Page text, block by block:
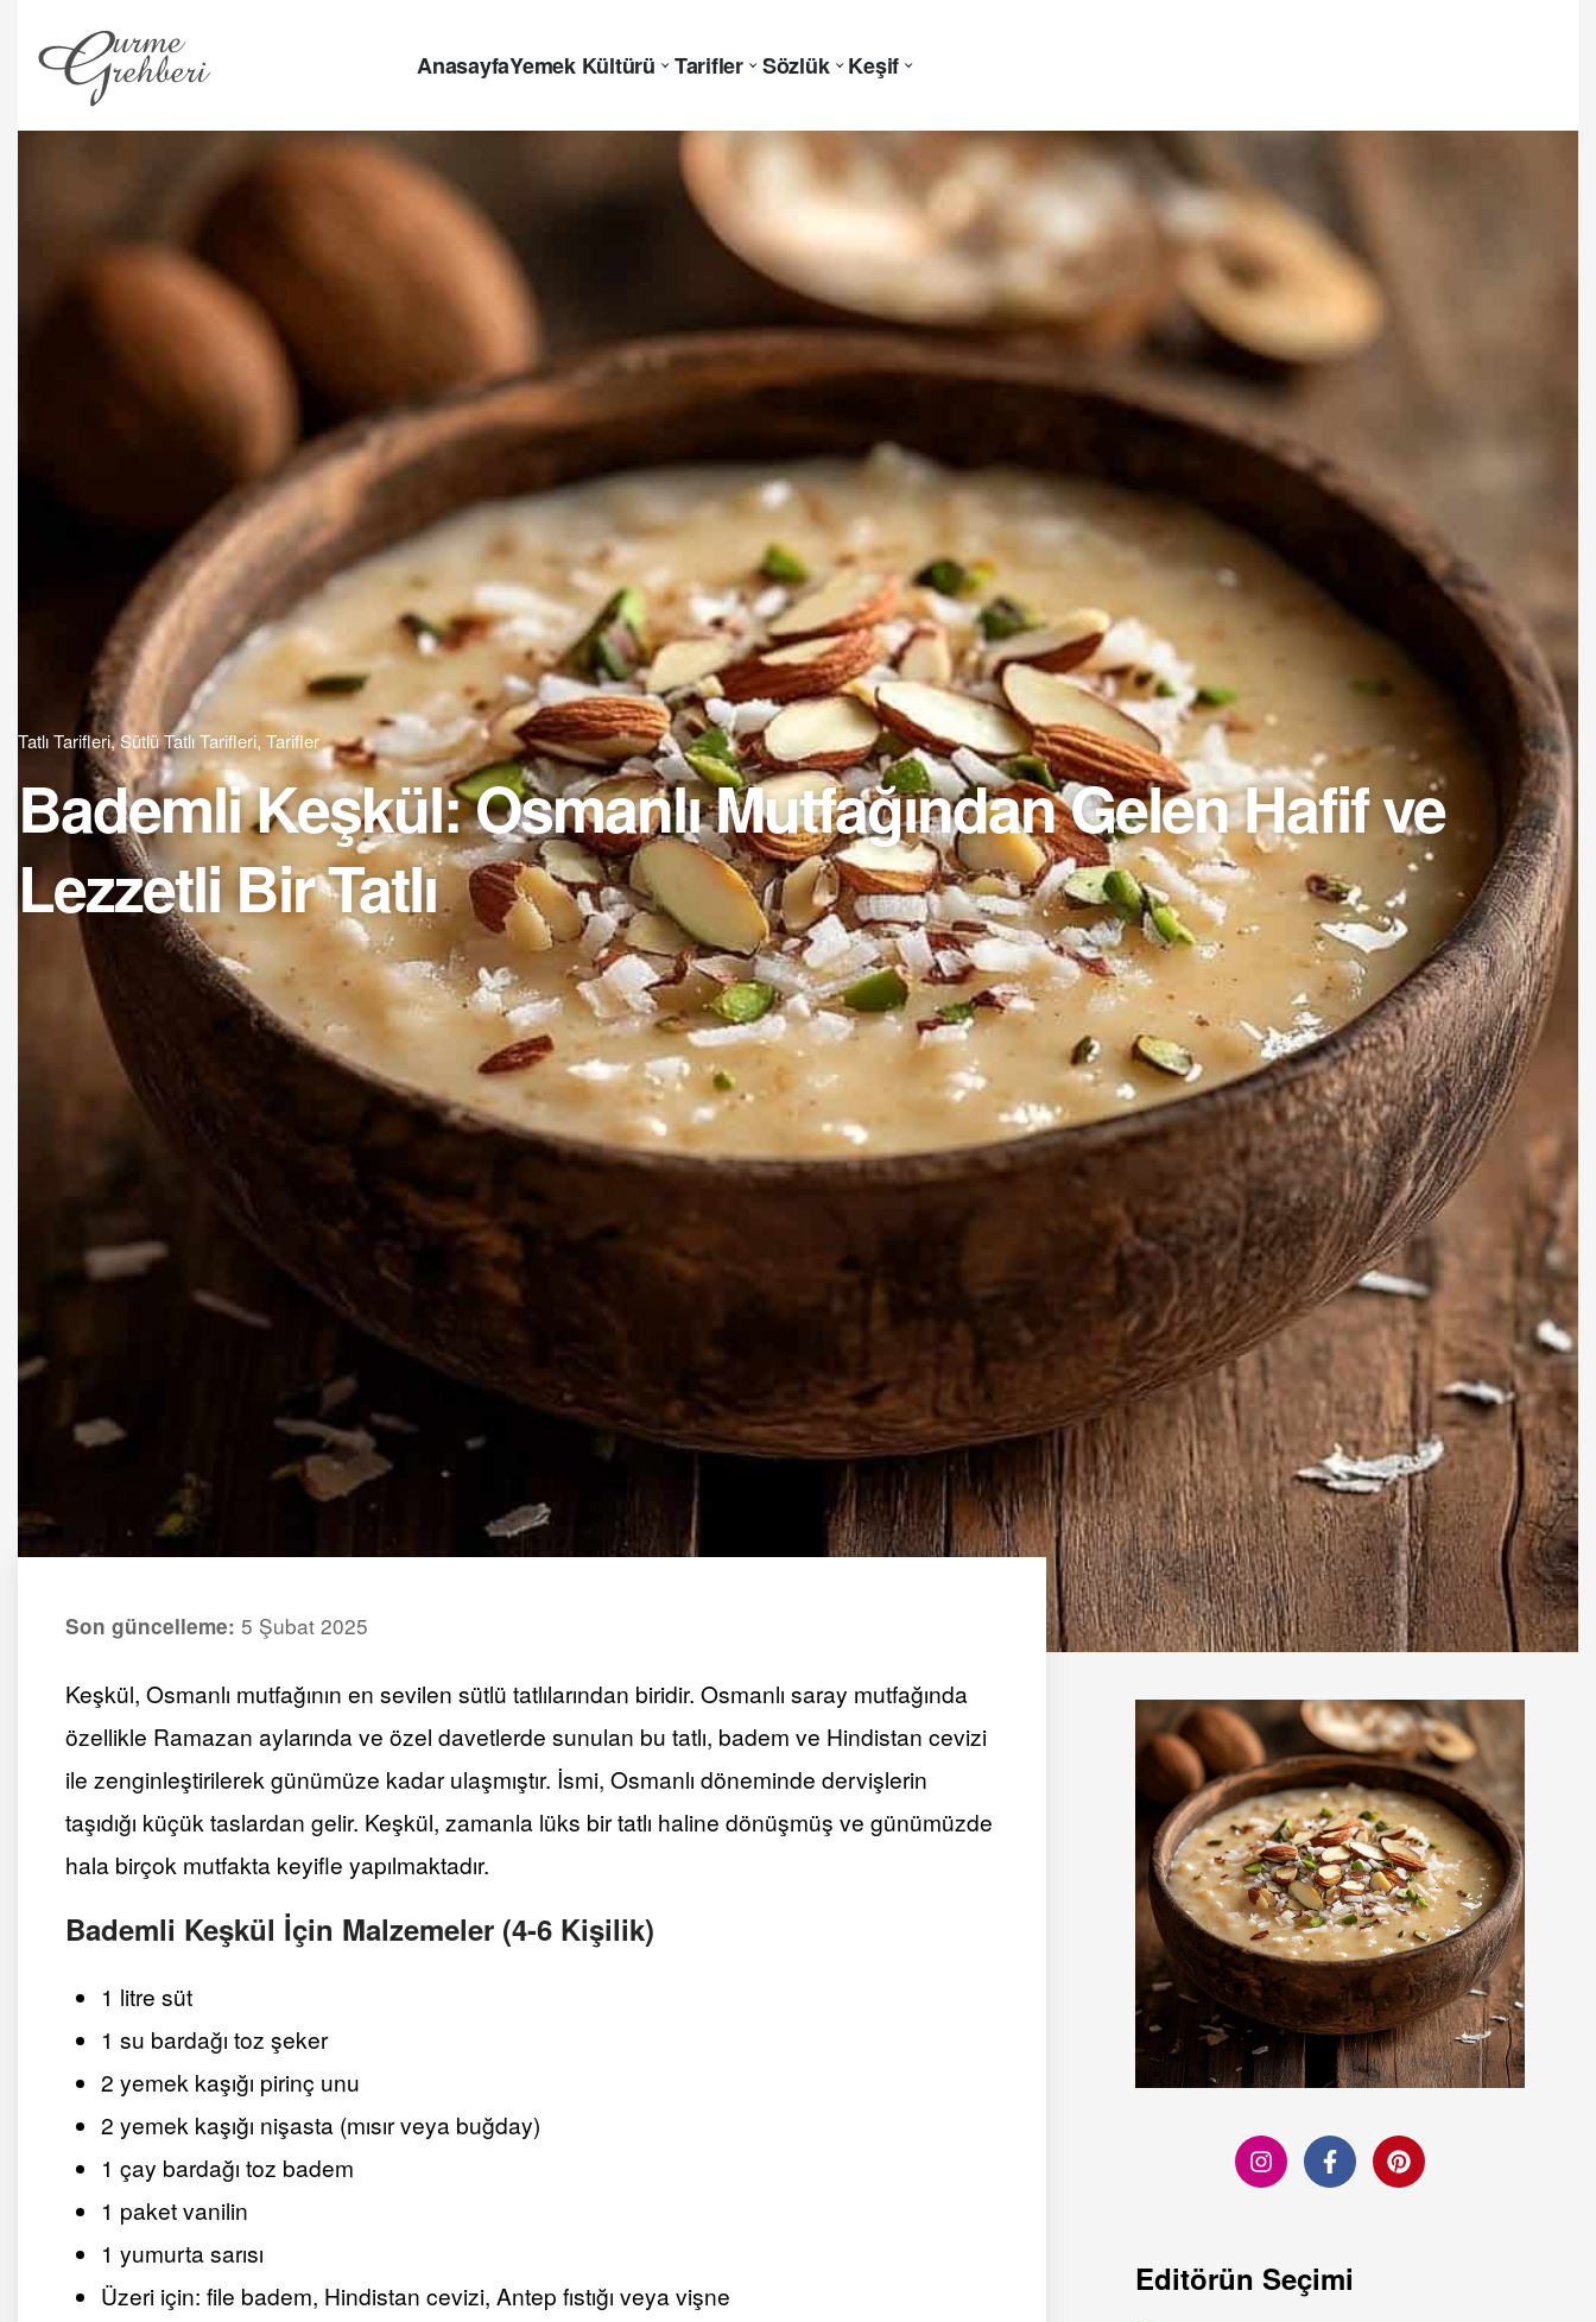
AnasayfaYemek Kültürü Tarifler Sözlük Keşif
Tatlı Tarifleri,Sütlü Tatlı Tarifleri,Tarifler
Bademli Keşkül: Osmanlı Mutfağından Gelen Hafif ve
Lezzetli Bir Tatlı
Son güncelleme: 5 Şubat 2025
Keşkül, Osmanlı mutfağının en sevilen sütlü tatlılarından biridir. Osmanlı saray mutfağında
özellikle Ramazan aylarında ve özel davetlerde sunulan bu tatlı, badem ve Hindistan cevizi
ile zenginleştirilerek günümüze kadar ulaşmıştır. İsmi, Osmanlı döneminde dervişlerin
taşıdığı küçük taslardan gelir. Keşkül, zamanla lüks bir tatlı haline dönüşmüş ve günümüzde
hala birçok mutfakta keyifle yapılmaktadır.
Bademli Keşkül İçin Malzemeler (4-6 Kişilik)
1 litre süt
1 su bardağı toz şeker
2 yemek kaşığı pirinç unu
2 yemek kaşığı nişasta (mısır veya buğday)
1 çay bardağı toz badem
1 paket vanilin
1 yumurta sarısı
Üzeri için: file badem, Hindistan cevizi, Antep fıstığı veya vişne
Editörün Seçimi